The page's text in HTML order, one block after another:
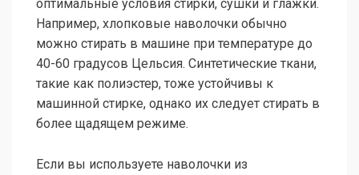
оптимальные условия стирки, сушки и глажки.
Например, хлопковые наволочки обычно
можно стирать в машине при температуре до
40-60 градусов Цельсия. Синтетические ткани,
такие как полиэстер, тоже устойчивы к
машинной стирке, однако их следует стирать в
более щадящем режиме.
Если вы используете наволочки из